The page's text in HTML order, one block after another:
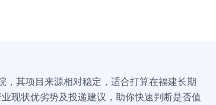
其项目来源相对稳定，适合打算在福建长期
现状优劣势及投递建议，助你快速判断是否值